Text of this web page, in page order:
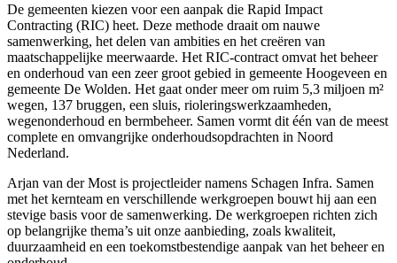
De gemeenten kiezen voor een aanpak die Rapid Impact
Contracting (RIC) heet. Deze methode draait om nauwe
samenwerking, het delen van ambities en het creëren van
maatschappelijke meerwaarde. Het RIC-contract omvat het beheer
en onderhoud van een zeer groot gebied in gemeente Hoogeveen en
gemeente De Wolden. Het gaat onder meer om ruim 5,3 miljoen m²
wegen, 137 bruggen, een sluis, rioleringswerkzaamheden,
wegenonderhoud en bermbeheer. Samen vormt dit één van de meest
complete en omvangrijke onderhoudsopdrachten in Noord
Nederland.
Arjan van der Most is projectleider namens Schagen Infra. Samen
met het kernteam en verschillende werkgroepen bouwt hij aan een
stevige basis voor de samenwerking. De werkgroepen richten zich
op belangrijke thema’s uit onze aanbieding, zoals kwaliteit,
duurzaamheid en een toekomstbestendige aanpak van het beheer en